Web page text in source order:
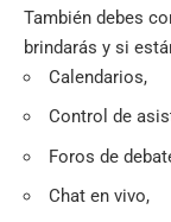
También debes
brindarás y si
Calendarios,
Control de
Foros de
Chat en vivo,